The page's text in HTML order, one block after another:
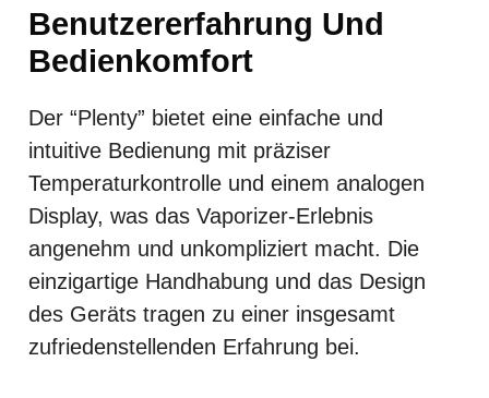
Benutzererfahrung Und
Bedienkomfort
Der “Plenty” bietet eine einfache und
intuitive Bedienung mit präziser
Temperaturkontrolle und einem analogen
Display, was das Vaporizer-Erlebnis
angenehm und unkompliziert macht. Die
einzigartige Handhabung und das Design
des Geräts tragen zu einer insgesamt
zufriedenstellenden Erfahrung bei.